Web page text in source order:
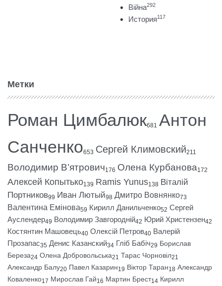
Війна292
История117
Метки
Роман Цимбалюк681 Антон
Санченко653 Сергей Климовский211
Володимир В’ятрович176 Олена Курбанова172
Алексей Копытько139 Ramis Yunus138 Віталій
Портников99 Иван Лютый98 Дмитро Вовнянко73
Валентина Емінова59 Кирилл Данильченко52 Сергей
Ауслендер49 Володимир Завгородній42 Юрий Христензен42
Костянтин Машовець40 Олексій Петров40 Валерій
Прозапас35 Денис Казанский34 Гліб Бабіч29 Борислав
Береза24 Олена Добровольська21 Тарас Чорновіл21
Александр Балу20 Павел Казарин19 Віктор Таран18 Александр
Коваленко17 Мирослав Гай16 Мартин Брест14 Кирилл